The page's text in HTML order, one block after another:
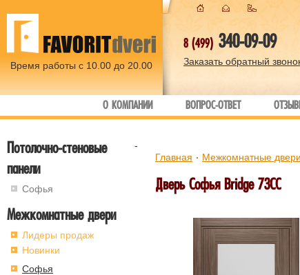
Время работы с 10.00 до 20.00
8 (499) 340-09-09
Заказать обратный
О КОМПАНИИ ВОПРОС-ОТВЕТ
-
Потолочно-стеновые
панели
Софья
Межкомнатные двери
Лидеры продаж
Новинки
Софья
Главная Межкомнатные двери
Дверь Софья Bridge 73СС